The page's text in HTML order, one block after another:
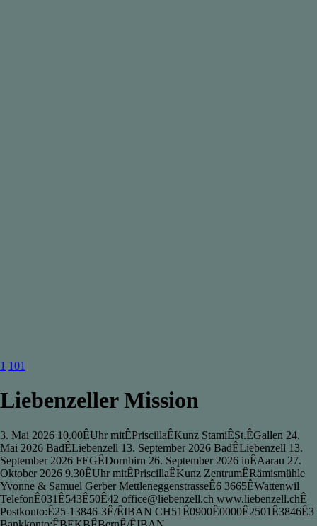
1 101
Liebenzeller Mission
3. Mai 2026 10.00ÊUhr mitÊPriscillaÊKunz StamiÊSt.ÊGallen 24.
Mai 2026 BadÊLiebenzell 13. September 2026 BadÊLiebenzell 13.
September 2026 FEGÊDornbirn 26. September 2026 inÊAarau 27.
Oktober 2026 9.30ÊUhr mitÊPriscillaÊKunz ZentrumÊRämismühle
Yvonne & Samuel Gerber MettleneggenstrasseÊ6 3665ÊWattenwil
TelefonÊ031Ê543Ê50Ê42 office@liebenzell.ch www.liebenzell.chÊ
Postkonto:Ê25-13846-3Ê/ÊIBAN CH51Ê0900Ê0000Ê2501Ê3846Ê3